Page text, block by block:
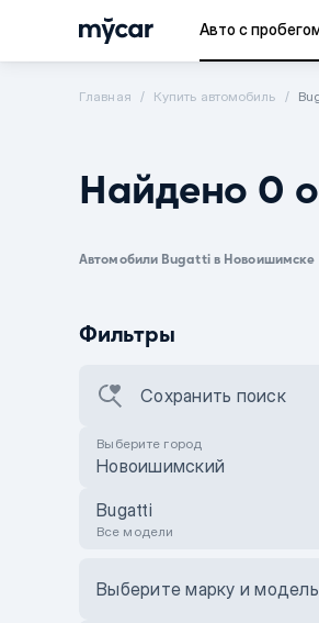
Авто с
Главная Купить автомобиль
Найдено 0
Автомобили Bugatti в Новоишимске
Фильтры
Сохранить поиск
Выберите город
Новоишимский
Bugatti
Все модели
Выберите марку и модель